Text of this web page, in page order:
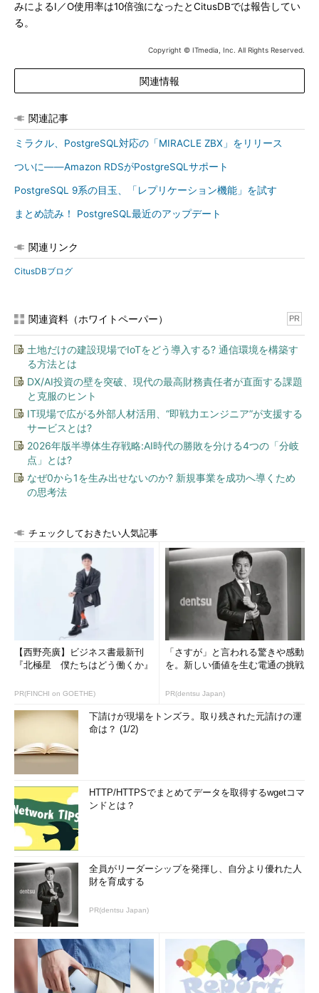
みによるI／O使用率は10倍強になったとCitusDBでは報告してい
る。
Copyright © ITmedia, Inc. All Rights Reserved.
関連情報
関連記事
ミラクル、PostgreSQL対応の「MIRACLE ZBX」をリリース
ついに――Amazon RDSがPostgreSQLサポート
PostgreSQL 9系の目玉、「レプリケーション機能」を試す
まとめ読み！ PostgreSQL最近のアップデート
関連リンク
CitusDBブログ
関連資料（ホワイトペーパー） PR
土地だけの建設現場でIoTをどう導入する? 通信環境を構築す
る方法とは
DX/AI投資の壁を突破、現代の最高財務責任者が直面する課題
と克服のヒント
IT現場で広がる外部人材活用、“即戦力エンジニア”が支援する
サービスとは?
2026年版半導体生存戦略:AI時代の勝敗を分ける4つの「分岐
点」とは?
なぜ0から1を生み出せないのか? 新規事業を成功へ導くため
の思考法
チェックしておきたい人気記事
【西野亮廣】ビジネス書最新刊
『北極星 僕たちはどう働くか』
PR(FINCHI on GOETHE)
「さすが」と言われる驚きや感動
を。新しい価値を生む電通の挑戦
PR(dentsu Japan)
下請けが現場をトンズラ。取り残された元請けの運
命は？ (1/2)
HTTP/HTTPSでまとめてデータを取得するwgetコマ
ンドとは？
全員がリーダーシップを発揮し、自分より優れた人
財を育成する
PR(dentsu Japan)